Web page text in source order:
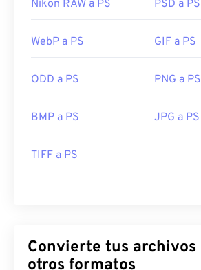
Nikon RAW a PS PSD a PS
WebP a PS GIF a PS
ODD a PS PNG a PS
BMP a PS JPG a PS
TIFF a PS
Convierte tus archivos SVG a
otros formatos